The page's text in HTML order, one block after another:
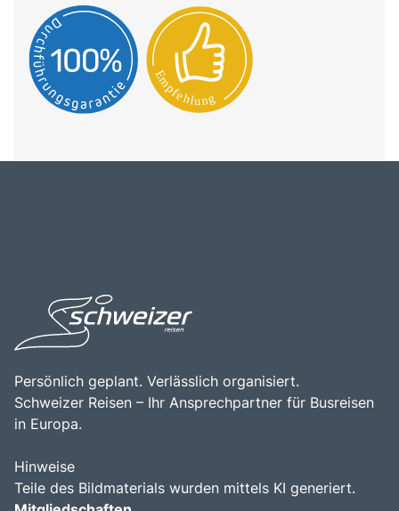
Persönlich geplant. Verlässlich organisiert.
Schweizer Reisen – Ihr Ansprechpartner für Busreisen
in Europa.
Hinweise
Teile des Bildmaterials wurden mittels KI generiert.